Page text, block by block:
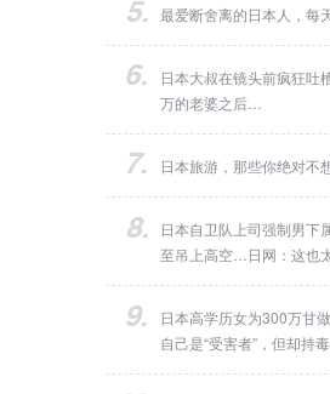
最爱断舍离的日本人，每
日本大叔在镜头前疯狂吐
万的老婆之后…
日本旅游，那些你绝对不
日本自卫队上司强制男下
至吊上高空…日网：这也太
日本高学历女为300万甘
自己是“受害者”，但却持